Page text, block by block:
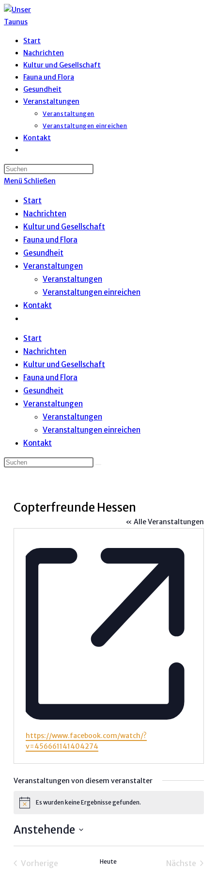
Zum
Inhalt
Start
Nachrichten
Kultur und Gesellschaft
Fauna und Flora
Gesundheit
Veranstaltungen
Veranstaltungen
Veranstaltungen einreichen
Kontakt
umschalten
Menü Schließen
Start
Nachrichten
Kultur und Gesellschaft
Fauna und Flora
Gesundheit
Veranstaltungen
Veranstaltungen
Veranstaltungen einreichen
Kontakt
umschalten
Start
Nachrichten
Kultur und Gesellschaft
Fauna und Flora
Gesundheit
Veranstaltungen
Veranstaltungen
Veranstaltungen einreichen
Kontakt
Copterfreunde Hessen
« Alle Veranstaltungen
Webseite
https://www.facebook.com/watch/?
v=456661141404274
Veranstaltungen von diesem veranstalter
HinweisEs wurden keine Ergebnisse gefunden.
Anstehende
Vorherige
Heute
Nächste